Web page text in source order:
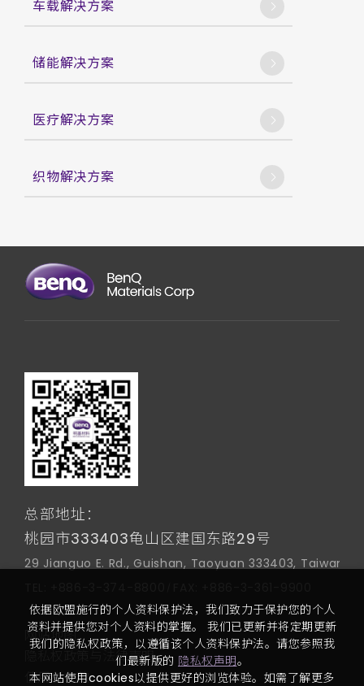
车载解决方案
储能解决方案
医疗解决方案
织物解决方案
总部地址：
桃园市333403龟山区建国东路29号
29 Jianguo E. Rd., Guishan, Taoyuan 333403, Taiwan
网站地图
隐私权政策与法律声明
使用者条款
依据欧盟施行的个人资料保护法，我们致力于保护您的个人
资料并提供您对个人资料的掌握。 我们已更新并将定期更新
我们的隐私权政策，以遵循该个人资料保护法。请您参照我
们最新版的 隐私权声明。
本网站使用cookies以提供更好的浏览体验。如需了解更多